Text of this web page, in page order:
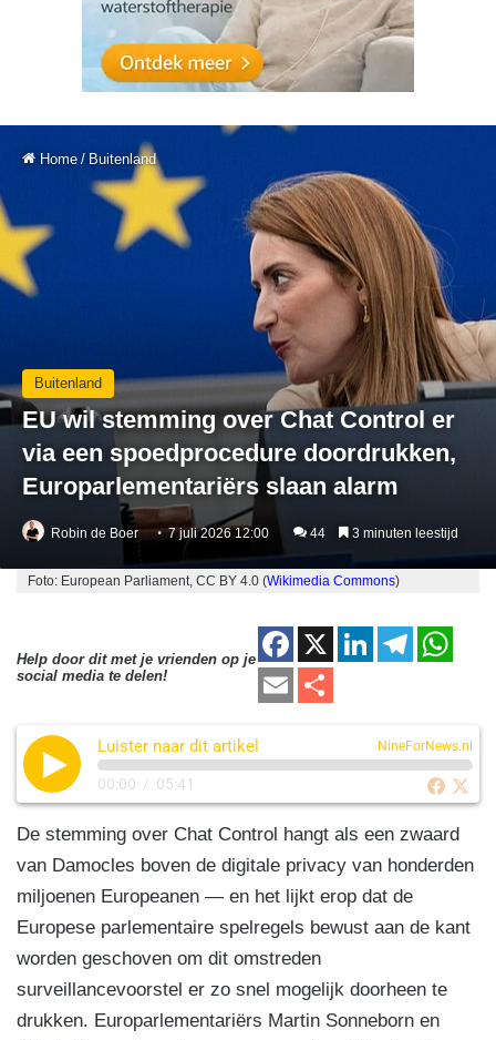
Home / Buitenland
Buitenland
EU wil stemming over Chat Control er
via een spoedprocedure doordrukken,
Europarlementariërs slaan alarm
Robin de Boer 7 juli 2026 12:00 44 3 minuten leestijd
Foto: European Parliament, CC BY 4.0 (Wikimedia Commons)
Help door dit met je vrienden op je
social media te delen!
F
a
c
e
o
o
k
X
Li
e
n
T
gr
a
m
s
A
p
p
E
aile
Luister naar dit artikel NineForNews.nl
00:00 / 05:41
De stemming over Chat Control hangt als een zwaard
van Damocles boven de digitale privacy van honderden
miljoenen Europeanen — en het lijkt erop dat de
Europese parlementaire spelregels bewust aan de kant
worden geschoven om dit omstreden
surveillancevoorstel er zo snel mogelijk doorheen te
drukken. Europarlementariërs Martin Sonneborn en